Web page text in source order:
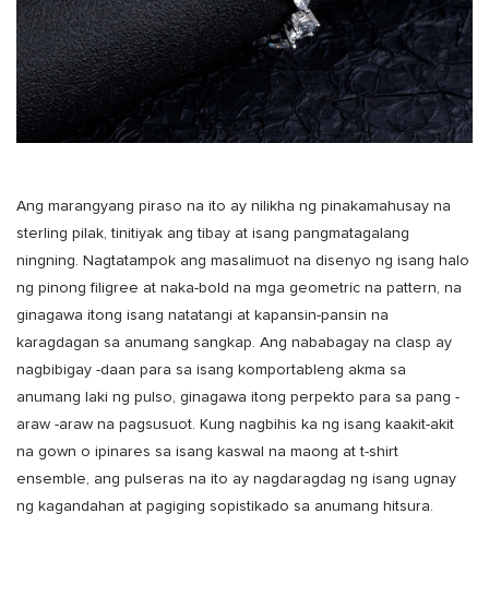
Ang marangyang piraso na ito ay nilikha ng pinakamahusay na
sterling pilak, tinitiyak ang tibay at isang pangmatagalang
ningning. Nagtatampok ang masalimuot na disenyo ng isang halo
ng pinong filigree at naka-bold na mga geometric na pattern, na
ginagawa itong isang natatangi at kapansin-pansin na
karagdagan sa anumang sangkap. Ang nababagay na clasp ay
nagbibigay -daan para sa isang komportableng akma sa
anumang laki ng pulso, ginagawa itong perpekto para sa pang -
araw -araw na pagsusuot. Kung nagbihis ka ng isang kaakit-akit
na gown o ipinares sa isang kaswal na maong at t-shirt
ensemble, ang pulseras na ito ay nagdaragdag ng isang ugnay
ng kagandahan at pagiging sopistikado sa anumang hitsura.